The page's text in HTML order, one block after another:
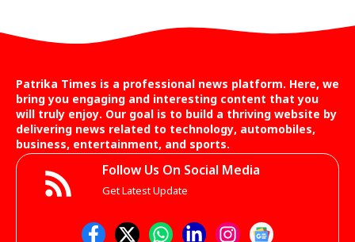
Patrika Times is a professional news platform. Here, we
bring you engaging and interesting content that you
will truly enjoy. Our goal is to build a thriving website by
delivering news related to technology, automobiles,
business, entertainment, and sports.
Follow Us On Social Media
Get Latest Update